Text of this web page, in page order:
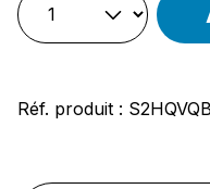
Réf. produit : S2HQVQB